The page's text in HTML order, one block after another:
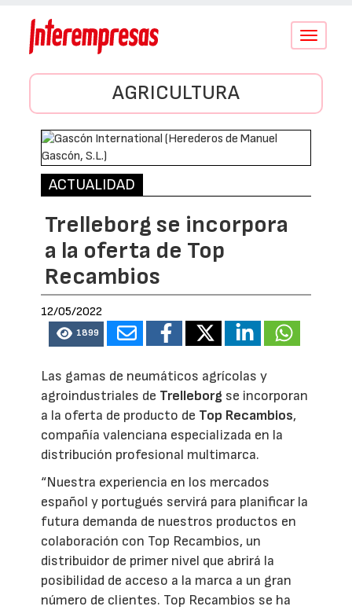
Conmutar
AGRICULTURA
ACTUALIDAD
Trelleborg se incorpora
a la oferta de Top
Recambios
12/05/2022
1899
Las gamas de neumáticos agrícolas y
agroindustriales de Trelleborg se incorporan
a la oferta de producto de Top Recambios,
compañía valenciana especializada en la
distribución profesional multimarca.
“Nuestra experiencia en los mercados
español y portugués servirá para planificar la
futura demanda de nuestros productos en
colaboración con Top Recambios, un
distribuidor de primer nivel que abrirá la
posibilidad de acceso a la marca a un gran
número de clientes. Top Recambios se ha